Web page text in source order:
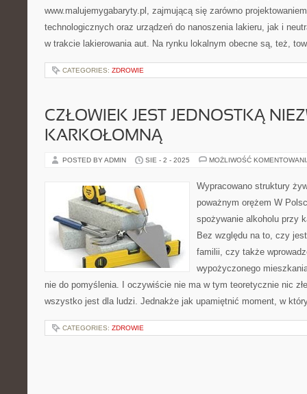
www.malujemygabaryty.pl, zajmującą się zarówno
technologicznych oraz urządzeń do nanoszenia lakieru, jak i
w trakcie lakierowania aut. Na rynku lokalnym obecne są, też,
CATEGORIES: ZDROWIE
CZŁOWIEK JEST JEDNOSTKĄ
KARKOŁOMNĄ
POSTED BY ADMIN SIE - 2 - 2025 MOŻLIWOŚĆ
Wypracowano struktury
poważnym orężem W
spożywanie alkoholu przy
Bez względu na to, czy
familii, czy także
wypożyczonego
nie do pomyślenia. I oczywiście nie ma w tym teoretycznie nic
wszystko jest dla ludzi. Jednakże jak upamiętnić moment, w
CATEGORIES: ZDROWIE